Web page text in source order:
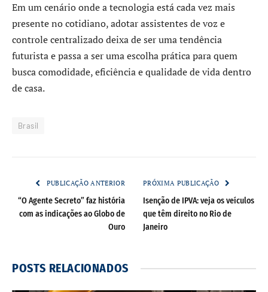
Em um cenário onde a tecnologia está cada vez mais
presente no cotidiano, adotar assistentes de voz e
controle centralizado deixa de ser uma tendência
futurista e passa a ser uma escolha prática para quem
busca comodidade, eficiência e qualidade de vida dentro
de casa.
Brasil
PUBLICAÇÃO ANTERIOR
“O Agente Secreto” faz história
com as indicações ao Globo de
Ouro
PRÓXIMA PUBLICAÇÃO
Isenção de IPVA: veja os veículos
que têm direito no Rio de
Janeiro
POSTS RELACIONADOS